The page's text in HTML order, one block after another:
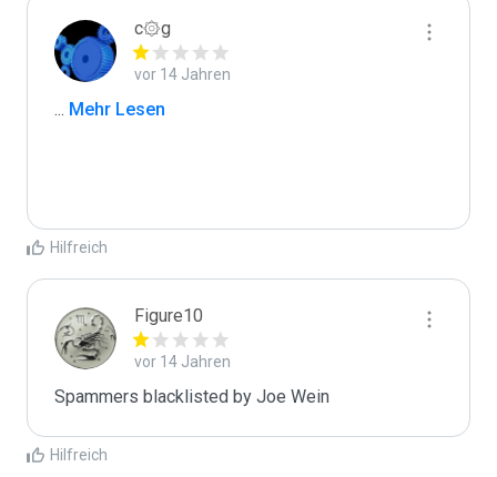
c۞g
vor 14 Jahren
... Mehr Lesen
Hilfreich
Figure10
vor 14 Jahren
Spammers blacklisted by Joe Wein
Hilfreich